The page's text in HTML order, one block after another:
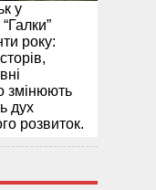
у
року:
змінюють
дух
розвиток.